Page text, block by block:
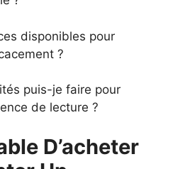
disponibles pour
?
puis-je faire pour
de lecture ?
D’acheter